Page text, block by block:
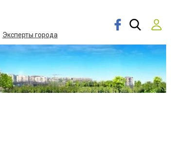
Эксперты города